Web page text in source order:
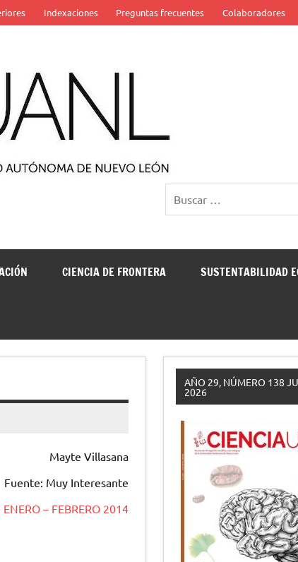
Indexaciones Preguntas frecuentes Colaboradores
Ciencia
CIENCIA DE FRONTERA SUSTENTABILIDAD
Mayte Villasana
Fuente: Muy Interesante
– FEBRERO 2014
AÑO 29, NÚMERO 138
2026